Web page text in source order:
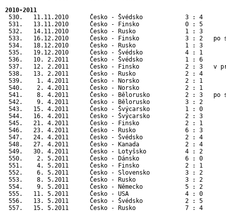
2010-2011
530.   11.11.2010      Česko - Švédsko            3 : 4
531.   13.11.2010      Česko - Finsko             0 : 5
532.   14.11.2010      Česko - Rusko              1 : 3
533.   16.12.2010      Česko - Finsko             3 : 2   po
534.   18.12.2010      Česko - Rusko              1 : 3
535.   19.12.2010      Česko - Švédsko            4 : 1
536.   10. 2.2011      Česko - Švédsko            1 : 6
537.   12. 2.2011      Česko - Finsko             2 : 3   v
538.   13. 2.2011      Česko - Rusko              2 : 4
539.    1. 4.2011      Česko - Norsko             2 : 1
540.    2. 4.2011      Česko - Norsko             2 : 1
541.    8. 4.2011      Česko - Bělorusko          2 : 3   po
542.    9. 4.2011      Česko - Bělorusko          3 : 2
543.   15. 4.2011      Česko - Švýcarsko          1 : 0
544.   16. 4.2011      Česko - Švýcarsko          2 : 3
545.   21. 4.2011      Česko - Finsko             2 : 1
546.   23. 4.2011      Česko - Rusko              6 : 3
547.   24. 4.2011      Česko - Švédsko            2 : 4
548.   27. 4.2011      Česko - Kanada             2 : 4
549.   30. 4.2011      Česko - Lotyšsko
550.    2. 5.2011      Česko - Dánsko
551.    4. 5.2011      Česko - Finsko
552.    6. 5.2011      Česko - Slovensko
553.    8. 5.2011      Česko - Rusko
554.    9. 5.2011      Česko - Německo
555.   11. 5.2011      Česko - USA
556.   13. 5.2011      Česko - Švédsko
557.   15. 5.2011      Česko - Rusko